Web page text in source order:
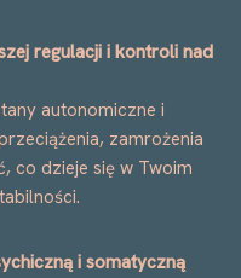
regulacji i kontroli nad
autonomiczne i
zamrożenia
co dzieje się w Twoim
i somatyczną